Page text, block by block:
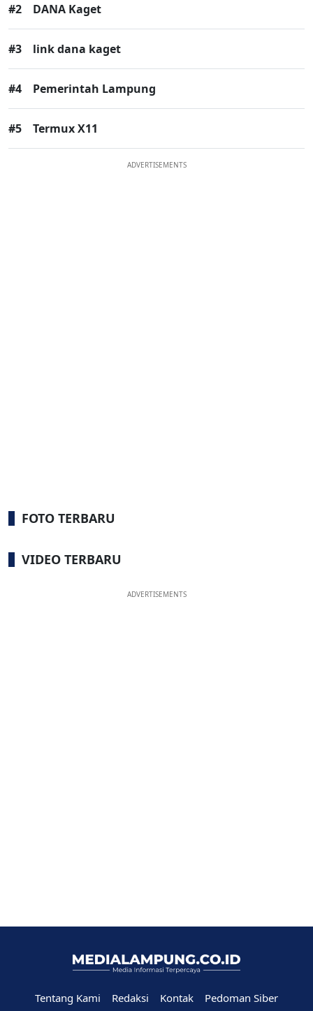
#2 DANA Kaget
#3 link dana kaget
#4 Pemerintah Lampung
#5 Termux X11
ADVERTISEMENTS
FOTO TERBARU
VIDEO TERBARU
ADVERTISEMENTS
Tentang Kami Redaksi Kontak Pedoman Siber